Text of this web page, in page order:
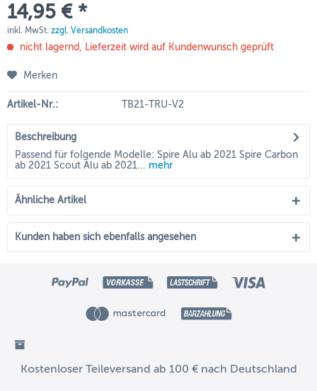
14,95 € *
inkl. MwSt. zzgl. Versandkosten
nicht lagernd, Lieferzeit wird auf Kundenwunsch geprüft
Merken
Artikel-Nr.: TB21-TRU-V2
Beschreibung
Passend für folgende Modelle: Spire Alu ab 2021 Spire Carbon
ab 2021 Scout Alu ab 2021... mehr
Ähnliche Artikel
Kunden haben sich ebenfalls angesehen
Kostenloser Teileversand ab 100 € nach Deutschland